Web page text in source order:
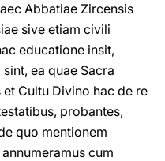
Abbatiae Zircensis
sive etiam civili
educatione insit,
ea quae Sacra
Cultu Divino hac de re
probantes,
quo mentionem
cum